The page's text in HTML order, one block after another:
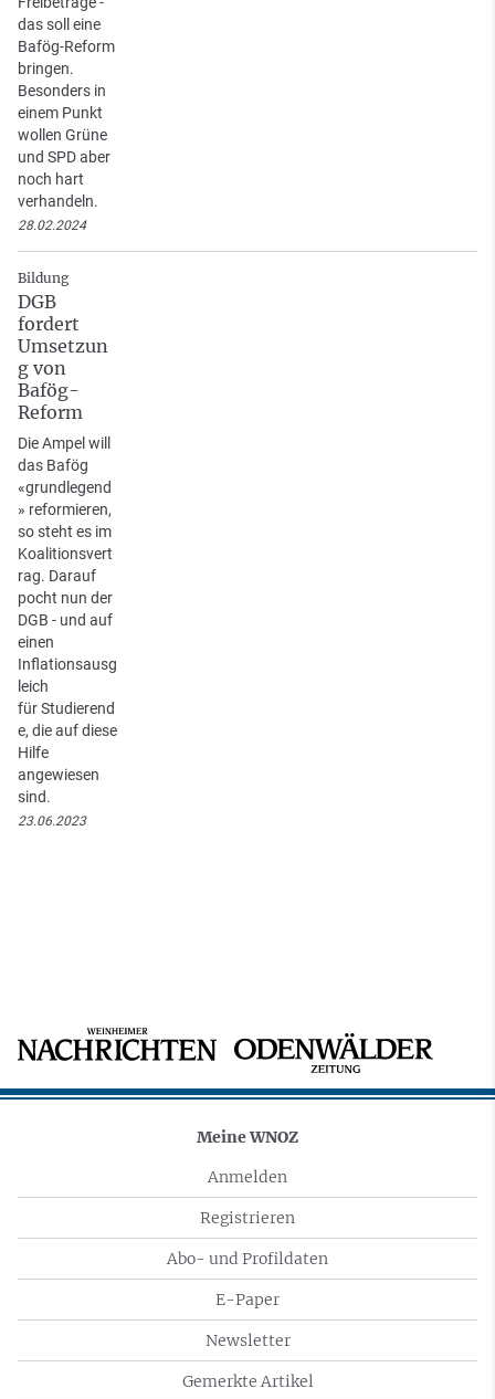
das soll eine
Bafög-Reform
bringen.
Besonders in
einem Punkt
wollen Grüne
und SPD aber
noch hart
verhandeln.
28.02.2024
Bildung
DGB
fordert
Umsetzun
g von
Bafög-
Reform
Die Ampel will
das Bafög
«grundlegend
» reformieren,
so steht es im
Koalitionsvert
rag. Darauf
pocht nun der
DGB - und auf
einen
Inflationsausg
leich
für Studierend
e, die auf diese
Hilfe
angewiesen
sind.
23.06.2023
Meine WNOZ
Anmelden
Registrieren
Abo- und Profildaten
E-Paper
Newsletter
Gemerkte Artikel